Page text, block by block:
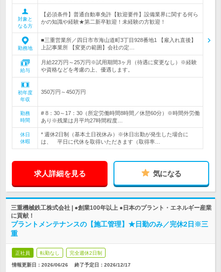
対象と
なる方
【必須条件】普通自動車免許【歓迎要件】設備業界に関する何ら
かの知識や経験★第二新卒歓迎！未経験の方歓迎！
勤務地
■三重営業所／四日市市海山道町3丁目928番地1 【雇入れ直後】
上記事業所 【変更の範囲】会社の定…
給与
月給22万円～25万円※試用期間3ヶ月（待遇に変更なし）※経験
や資格などを考慮の上、優遇します。
初年度
年収
350万円～450万円
勤務
時間
# 8：30～17：30（所定労働時間8時間／休憩60分）※時間外労働
あり※残業は月平均27時間程度…
休日
休暇
* 週休2日制（基本土日祝休み）※休日出勤が発生した場合に
は、 平日に代休を取得いただきます（取得率…
求人詳細を見る 気になる
三重機械鉄工株式会社 | ●創業100年以上 ●日本のプラント・エネルギー産業
に貢献！
プラントメンテナンスの【施工管理】★日勤のみ／完休2日※三
重
正社員 転勤なし 完全週休2日制
情報更新日：2026/06/26 終了予定日： 2026/12/17